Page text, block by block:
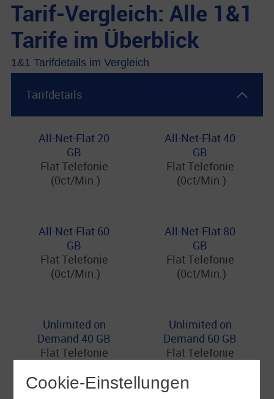
Tarif-Vergleich: Alle 1&1
Tarife im Überblick
1&1 Tarifdetails im Vergleich
Tarifdetails
All-Net-Flat 20
GB
Flat Telefonie
(0ct/Min.)
All-Net-Flat 40
GB
Flat Telefonie
(0ct/Min.)
All-Net-Flat 60
GB
Flat Telefonie
(0ct/Min.)
All-Net-Flat 80
GB
Flat Telefonie
(0ct/Min.)
Unlimited on
Demand 40 GB
Flat Telefonie
Unlimited on
Demand 60 GB
Flat Telefonie
Cookie-Einstellungen